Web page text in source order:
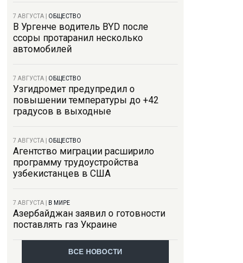
7 АВГУСТА ОБЩЕСТВО
В Ургенче водитель BYD после
ссоры протаранил несколько
автомобилей
7 АВГУСТА ОБЩЕСТВО
Узгидромет предупредил о
повышении температуры до +42
градусов в выходные
7 АВГУСТА ОБЩЕСТВО
Агентство миграции расширило
программу трудоустройства
узбекистанцев в США
7 АВГУСТА В МИРЕ
Азербайджан заявил о готовности
поставлять газ Украине
ВСЕ НОВОСТИ